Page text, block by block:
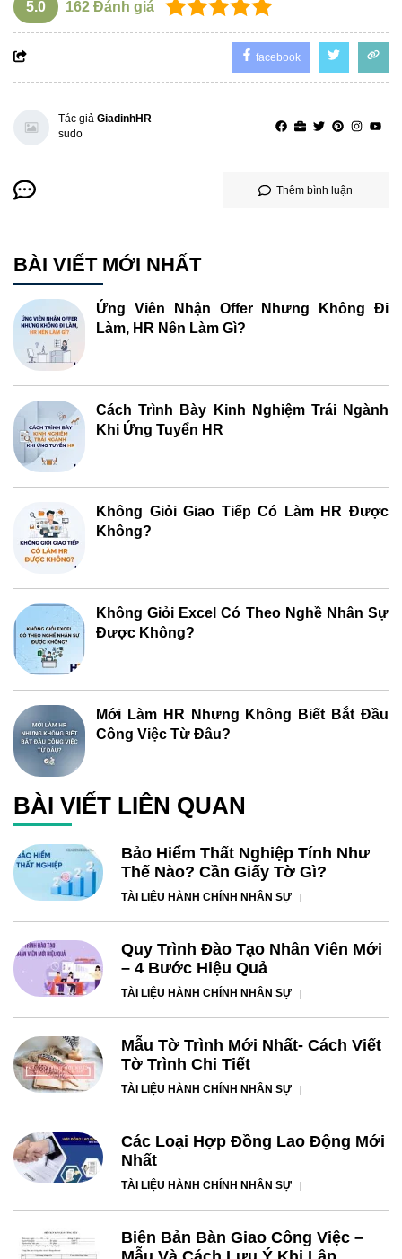
5.0 162 Đánh giá
facebook
Tác giả GiadinhHR
sudo
Thêm bình luận
BÀI VIẾT MỚI NHẤT
Ứng Viên Nhận Offer Nhưng Không Đi
Làm, HR Nên Làm Gì?
Cách Trình Bày Kinh Nghiệm Trái Ngành
Khi Ứng Tuyển HR
Không Giỏi Giao Tiếp Có Làm HR Được
Không?
Không Giỏi Excel Có Theo Nghề Nhân Sự
Được Không?
Mới Làm HR Nhưng Không Biết Bắt Đầu
Công Việc Từ Đâu?
BÀI VIẾT LIÊN QUAN
Bảo Hiểm Thất Nghiệp Tính Như
Thế Nào? Cần Giấy Tờ Gì?
TÀI LIỆU HÀNH CHÍNH NHÂN SỰ
Quy Trình Đào Tạo Nhân Viên Mới
– 4 Bước Hiệu Quả
TÀI LIỆU HÀNH CHÍNH NHÂN SỰ
Mẫu Tờ Trình Mới Nhất- Cách Viết
Tờ Trình Chi Tiết
TÀI LIỆU HÀNH CHÍNH NHÂN SỰ
Các Loại Hợp Đồng Lao Động Mới
Nhất
TÀI LIỆU HÀNH CHÍNH NHÂN SỰ
Biên Bản Bàn Giao Công Việc –